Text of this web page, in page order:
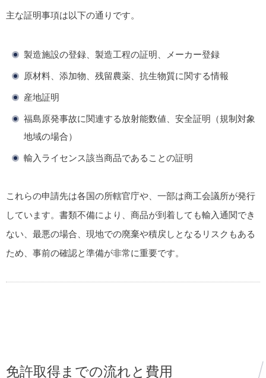
主な証明事項は以下の通りです。
製造施設の登録、製造工程の証明、メーカー登録
原材料、添加物、残留農薬、抗生物質に関する情報
産地証明
福島原発事故に関連する放射能数値、安全証明（規制対象
地域の場合）
輸入ライセンス該当商品であることの証明
これらの申請先は各国の所轄官庁や、一部は商工会議所が発行
しています。書類不備により、商品が到着しても輸入通関でき
ない、最悪の場合、現地での廃棄や積戻しとなるリスクもある
ため、事前の確認と準備が非常に重要です。
免許取得までの流れと費用